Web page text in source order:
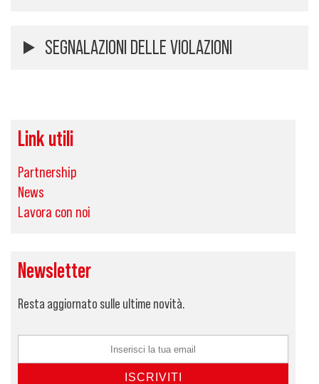
SEGNALAZIONI DELLE VIOLAZIONI
Link utili
Partnership
News
Lavora con noi
Newsletter
Resta aggiornato sulle ultime novità.